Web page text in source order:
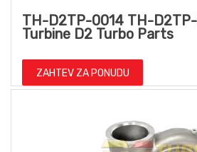
TH-D2TP-0014 TH-
Turbine D2 Turbo Parts
ZAHTEV ZA PONUDU